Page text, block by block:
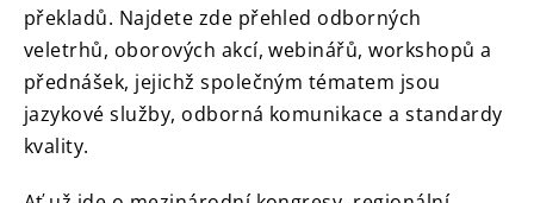
překladů. Najdete zde přehled odborných
veletrhů, oborových akcí, webinářů, workshopů a
přednášek, jejichž společným tématem jsou
jazykové služby, odborná komunikace a standardy
kvality.